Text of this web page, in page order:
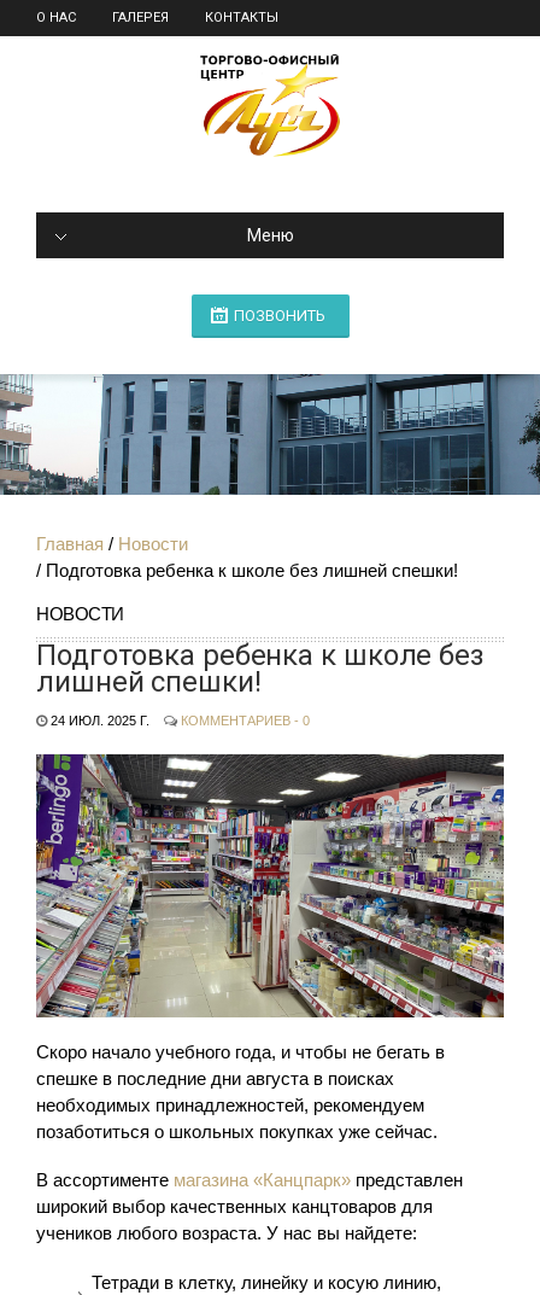
О НАС ГАЛЕРЕЯ КОНТАКТЫ
Меню
ПОЗВОНИТЬ
Главная
Новости
Подготовка ребенка к школе без лишней спешки!
НОВОСТИ
Подготовка ребенка к школе без
лишней спешки!
24 ИЮЛ. 2025 Г. КОММЕНТАРИЕВ - 0
Скоро начало учебного года, и чтобы не бегать в
спешке в последние дни августа в поисках
необходимых принадлежностей, рекомендуем
позаботиться о школьных покупках уже сейчас.
В ассортименте магазина «Канцпарк» представлен
широкий выбор качественных канцтоваров для
учеников любого возраста. У нас вы найдете:
Тетради в клетку, линейку и косую линию,